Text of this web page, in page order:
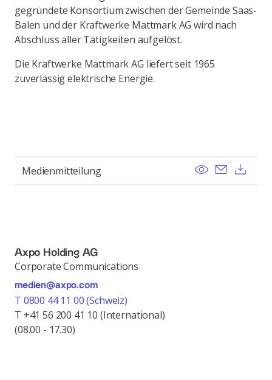
gegründete Konsortium zwischen der Gemeinde Saas-
Balen und der Kraftwerke Mattmark AG wird nach
Abschluss aller Tätigkeiten aufgelöst.
Die Kraftwerke Mattmark AG liefert seit 1965
zuverlässig elektrische Energie.
Medienmitteilung View Send
Axpo Holding AG
Corporate Communications
medien@axpo.com
T 0800 44 11 00 (Schweiz)
T +41 56 200 41 10 (International)
(08.00 - 17.30)